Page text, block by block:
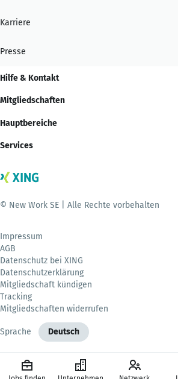
Karriere
Presse
Hilfe & Kontakt
Mitgliedschaften
Hauptbereiche
Services
© New Work SE | Alle Rechte vorbehalten
Impressum
AGB
Datenschutz bei XING
Datenschutzerklärung
Mitgliedschaft kündigen
Tracking
Mitgliedschaften widerrufen
Sprache Deutsch